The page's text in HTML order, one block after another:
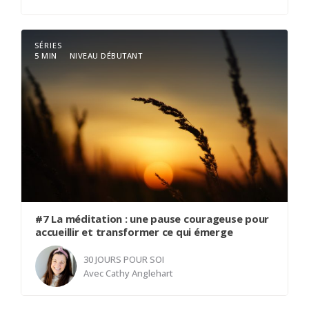
L'immobilité est une porte grande ouverte à la
découverte du soi. L'immobilité n'est pas
synonyme de platitude ou d'être dans une
attente mais plutôt un moment unique à
rencontrer ce qui est la en soi.
SÉRIES
5 MIN
NIVEAU DÉBUTANT
#7 La méditation : une pause courageuse pour
accueillir et transformer ce qui émerge
30 JOURS POUR SOI
AvecCathy Anglehart